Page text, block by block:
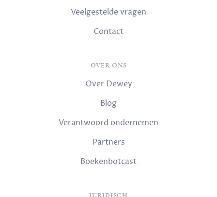
Veelgestelde vragen
Contact
OVER ONS
Over Dewey
Blog
Verantwoord ondernemen
Partners
Boekenbotcast
JURIDISCH